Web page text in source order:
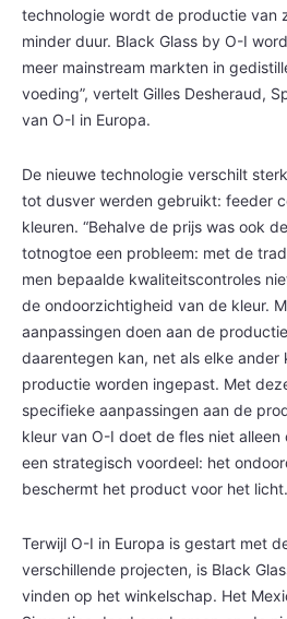
technologie wordt de productie van
minder duur. Black Glass by O-I
meer mainstream markten in
voeding”, vertelt Gilles Desheraud,
van O-I in Europa.
De nieuwe technologie verschilt
tot dusver werden gebruikt: feeder
kleuren. “Behalve de prijs was ook
totnogtoe een probleem: met de
men bepaalde kwaliteitscontroles
de ondoorzichtigheid van de kleur.
aanpassingen doen aan de
daarentegen kan, net als elke ander
productie worden ingepast. Met
specifieke aanpassingen aan de
kleur van O-I doet de fles niet
een strategisch voordeel: het
beschermt het product voor het licht.
Terwijl O-I in Europa is gestart met
verschillende projecten, is Black
vinden op het winkelschap. Het